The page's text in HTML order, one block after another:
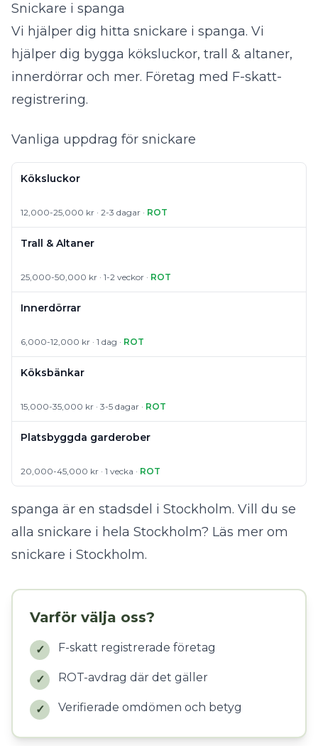
Snickare i spanga
Vi hjälper dig hitta snickare i spanga. Vi
hjälper dig bygga köksluckor, trall & altaner,
innerdörrar och mer. Företag med F-skatt-
registrering.
Vanliga uppdrag för snickare
Köksluckor
12,000-25,000 kr · 2-3 dagar · ROT
Trall & Altaner
25,000-50,000 kr · 1-2 veckor · ROT
Innerdörrar
6,000-12,000 kr · 1 dag · ROT
Köksbänkar
15,000-35,000 kr · 3-5 dagar · ROT
Platsbyggda garderober
20,000-45,000 kr · 1 vecka · ROT
spanga är en stadsdel i Stockholm. Vill du se
alla snickare i hela Stockholm? Läs mer om
snickare i Stockholm.
Varför välja oss?
✓ F-skatt registrerade företag
✓ ROT-avdrag där det gäller
✓ Verifierade omdömen och betyg